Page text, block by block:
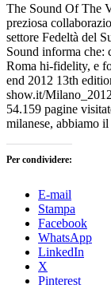
The Sound Of The
preziosa
settore Fedeltà del
Sound informa che:
Roma hi-fidelity, e
end 2012 13th
show.it/
54.159 pagine
milanese, abbiamo
Per condividere:
E-mail
Stampa
Facebook
WhatsApp
LinkedIn
X
Pinterest